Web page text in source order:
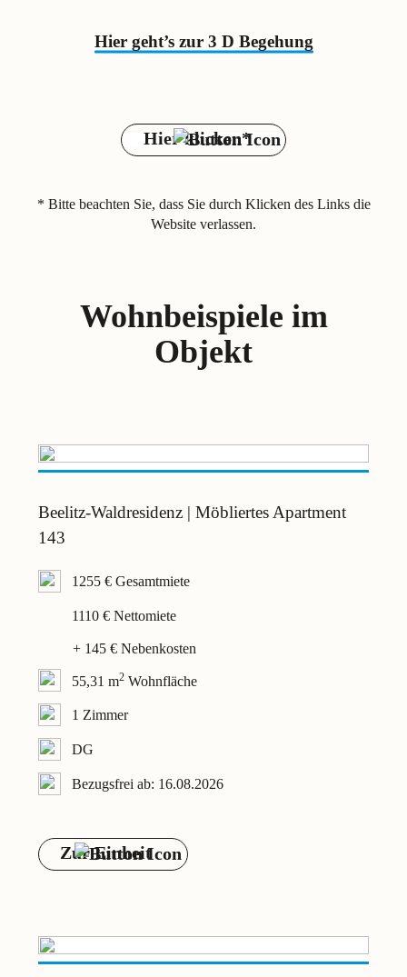
Hier geht’s zur 3 D Begehung
Hier klicken*
* Bitte beachten Sie, dass Sie durch Klicken des Links die
Website verlassen.
Wohnbeispiele im
Objekt
Beelitz-Waldresidenz | Möbliertes Apartment
143
1255 € Gesamtmiete
1110 € Nettomiete
+ 145 € Nebenkosten
55,31 m2 Wohnfläche
1 Zimmer
DG
Bezugsfrei ab: 16.08.2026
Zur Einheit